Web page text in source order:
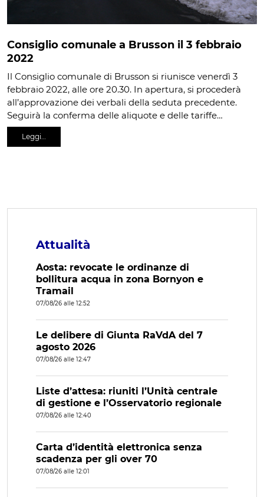
Consiglio comunale a Brusson il 3 febbraio
2022
Il Consiglio comunale di Brusson si riunisce venerdì 3
febbraio 2022, alle ore 20.30. In apertura, si procederà
all’approvazione dei verbali della seduta precedente.
Seguirà la conferma delle aliquote e delle tariffe…
Leggi…
Attualità
Aosta: revocate le ordinanze di
bollitura acqua in zona Bornyon e
Tramail
07/08/26 alle 12:52
Le delibere di Giunta RaVdA del 7
agosto 2026
07/08/26 alle 12:47
Liste d’attesa: riuniti l’Unità centrale
di gestione e l’Osservatorio regionale
07/08/26 alle 12:40
Carta d’identità elettronica senza
scadenza per gli over 70
07/08/26 alle 12:01